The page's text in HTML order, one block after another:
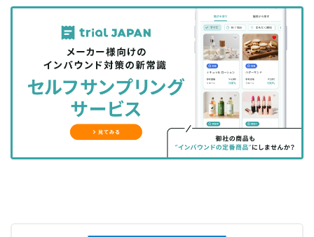
記
を
シ
ェ
る
記
事
を
シ
ェ
ア
す
る
な
ッ
ク
マ
に
記
事
を
購
読
す
る
マ
ガ
登
録
す
る